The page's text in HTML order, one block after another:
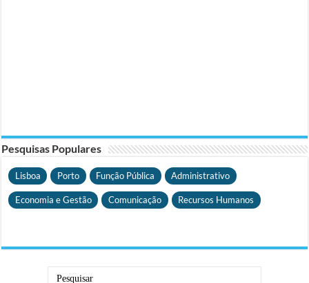
Pesquisas Populares
Lisboa Porto Função Pública Administrativo
Economia e Gestão Comunicação Recursos Humanos